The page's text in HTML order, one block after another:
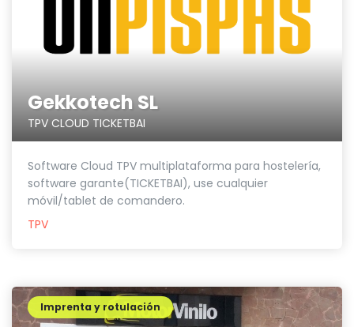
Gekkotech SL
TPV CLOUD TICKETBAI
Software Cloud TPV multiplataforma para hostelería,
software garante(TICKETBAI), use cualquier
móvil/tablet de comandero.
TPV
Imprenta y rotulación